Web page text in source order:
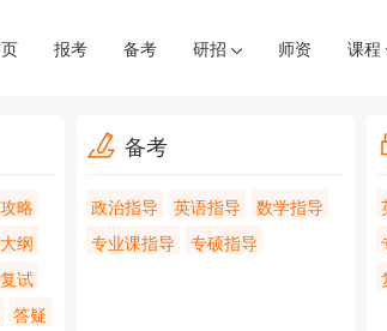
报考 备考 研招 师资 课程
略
纲
试
答疑
备考
政治指导 英语指导
数学指导
专业课指导
专硕指导